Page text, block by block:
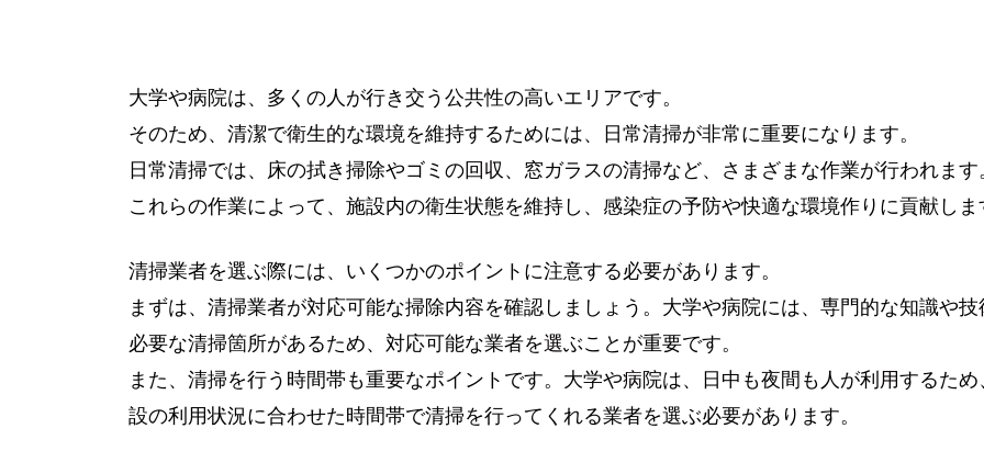
大学や病院は、多くの人が行き交う公共性の高いエリアです。
そのため、清潔で衛生的な環境を維持するためには、日常清掃が非常に重要になります。
日常清掃では、床の拭き掃除やゴミの回収、窓ガラスの清掃など、さまざまな作業が行われます
これらの作業によって、施設内の衛生状態を維持し、感染症の予防や快適な環境作りに貢献しま
清掃業者を選ぶ際には、いくつかのポイントに注意する必要があります。
まずは、清掃業者が対応可能な掃除内容を確認しましょう。大学や病院には、専門的な知識や技
必要な清掃箇所があるため、対応可能な業者を選ぶことが重要です。
また、清掃を行う時間帯も重要なポイントです。大学や病院は、日中も夜間も人が利用するため
設の利用状況に合わせた時間帯で清掃を行ってくれる業者を選ぶ必要があります。